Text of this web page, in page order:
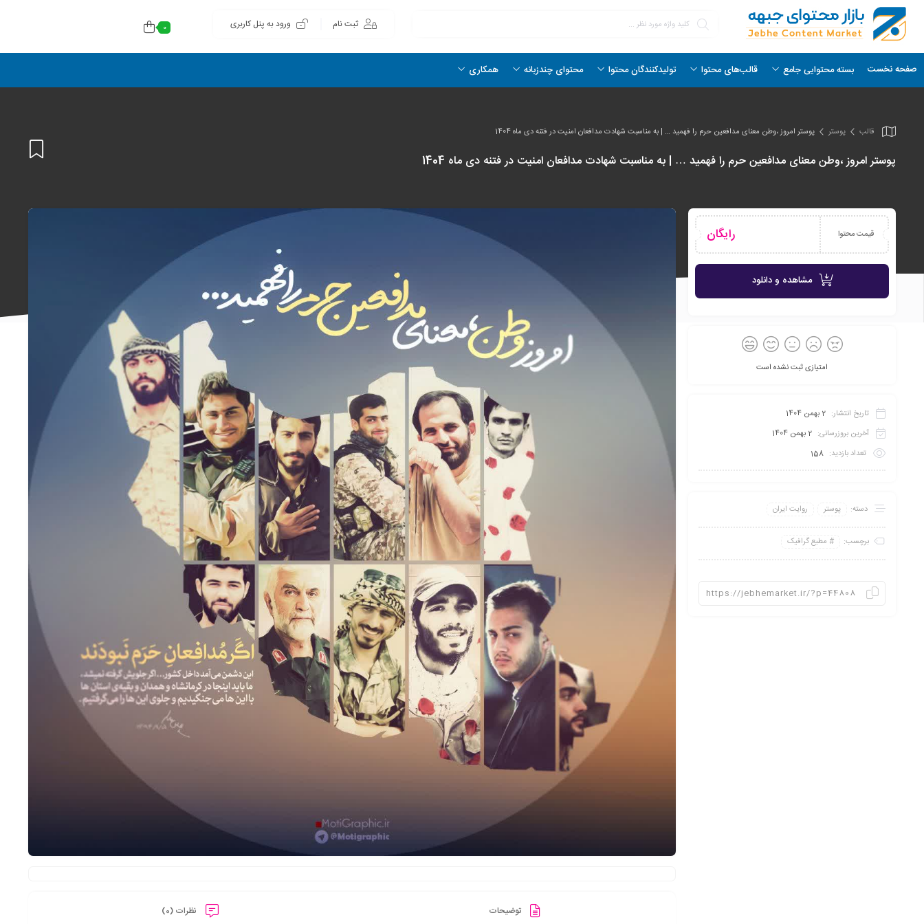
ثبت نام ورود به پنل کاربری 0
صفحه نخست بسته محتوایی جامع قالب‌های محتوا تولیدکنندگان محتوا محتوای چندزبانه همکاری
قالب پوستر پوستر امروز ،وطن معنای مدافعین حرم را فهمید … | به مناسبت شهادت مدافعان امنیت در فتنه دی ماه 1404
پوستر امروز ،وطن معنای مدافعین حرم را فهمید … | به مناسبت شهادت مدافعان امنیت در فتنه دی ماه 1404
مندی
توضیحات نظرات (0)
قیمت محتوا رایگان
مشاهده و دانلود
امتیازی ثبت نشده است
تاریخ انتشار: 2 بهمن 1404
آخرین بروزرسانی: 2 بهمن 1404
تعداد بازدید: 158
دسته: پوستر روایت ایران
برچسب: مطیع گرافیک